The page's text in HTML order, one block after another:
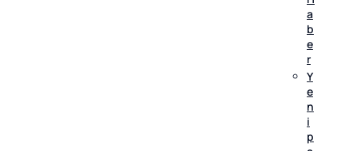
a
b
e
r
Y
e
n
i
p